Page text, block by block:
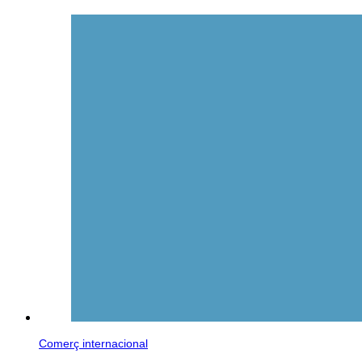
Comerç internacional